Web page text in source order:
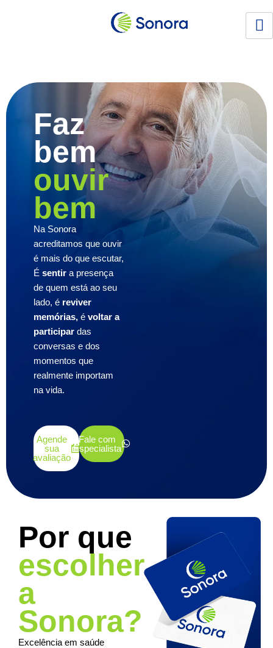
Faz
bem
ouvir
bem
Na Sonora
acreditamos que ouvir
é mais do que escutar,
É sentir a presença
de quem está ao seu
lado, é reviver
memórias, é voltar a
participar das
conversas e dos
momentos que
realmente importam
na vida.
Agende
sua
avaliação
Fale com
Especialista
Por que
escolher
a
Sonora?
Excelência em saúde